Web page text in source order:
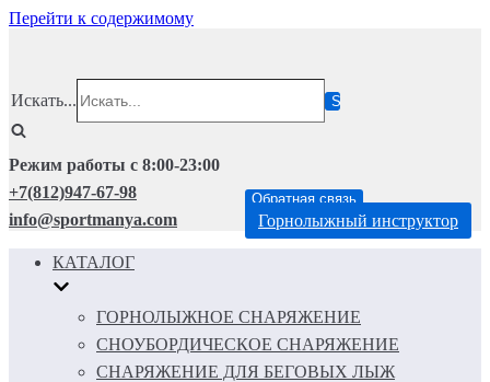
Перейти к содержимому
Искать...
Режим работы с 8:00-23:00
+7(812)947-67-98
info@sportmanya.com
Обратная связь
Горнолыжный инструктор
КАТАЛОГ
ГОРНОЛЫЖНОЕ СНАРЯЖЕНИЕ
СНОУБОРДИЧЕСКОЕ СНАРЯЖЕНИЕ
СНАРЯЖЕНИЕ ДЛЯ БЕГОВЫХ ЛЫЖ